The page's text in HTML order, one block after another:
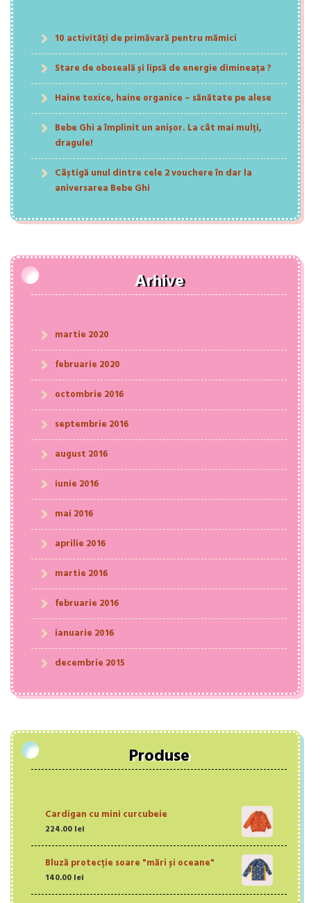
10 activități de primăvară pentru mămici
Stare de oboseală și lipsă de energie dimineața ?
Haine toxice, haine organice – sănătate pe alese
Bebe Ghi a împlinit un anișor. La cât mai mulți,
dragule!
Câștigă unul dintre cele 2 vouchere în dar la
aniversarea Bebe Ghi
Arhive
martie 2020
februarie 2020
octombrie 2016
septembrie 2016
august 2016
iunie 2016
mai 2016
aprilie 2016
martie 2016
februarie 2016
ianuarie 2016
decembrie 2015
Produse
Cardigan cu mini curcubeie
224.00 lei
Bluză protecție soare "mări și oceane"
140.00 lei